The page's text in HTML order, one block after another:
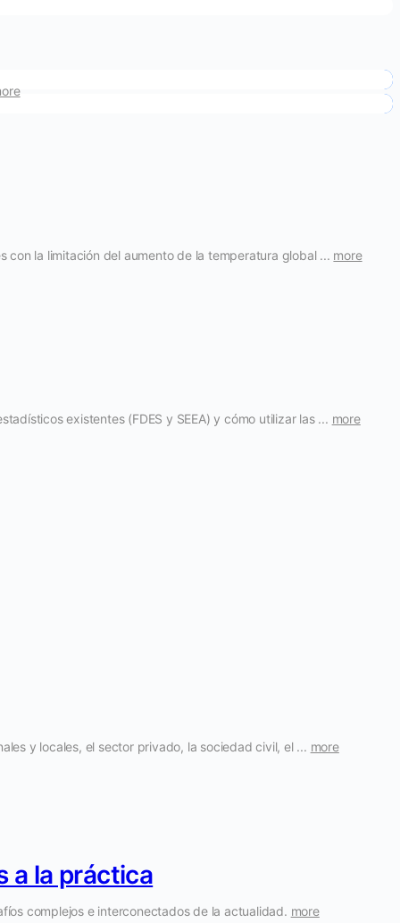
la limitación del aumento de la temperatura global ... more
existentes (FDES y SEEA) y cómo utilizar las ... more
y locales, el sector privado, la sociedad civil, el ... more
a la práctica
complejos e interconectados de la actualidad. more